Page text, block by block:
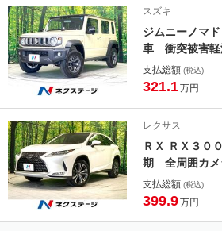
スマートキー
スズキ
ジムニーノマ
車 衝突被害
クルーズ コ
ートヒーター
エアコン
支払総額 (税込)
321.1万円
レクサス
ＲＸ ＲＸ３
期 全周囲カ
チナビ 衝突
ダークルーズ
支払総額 (税込)
399.9万円